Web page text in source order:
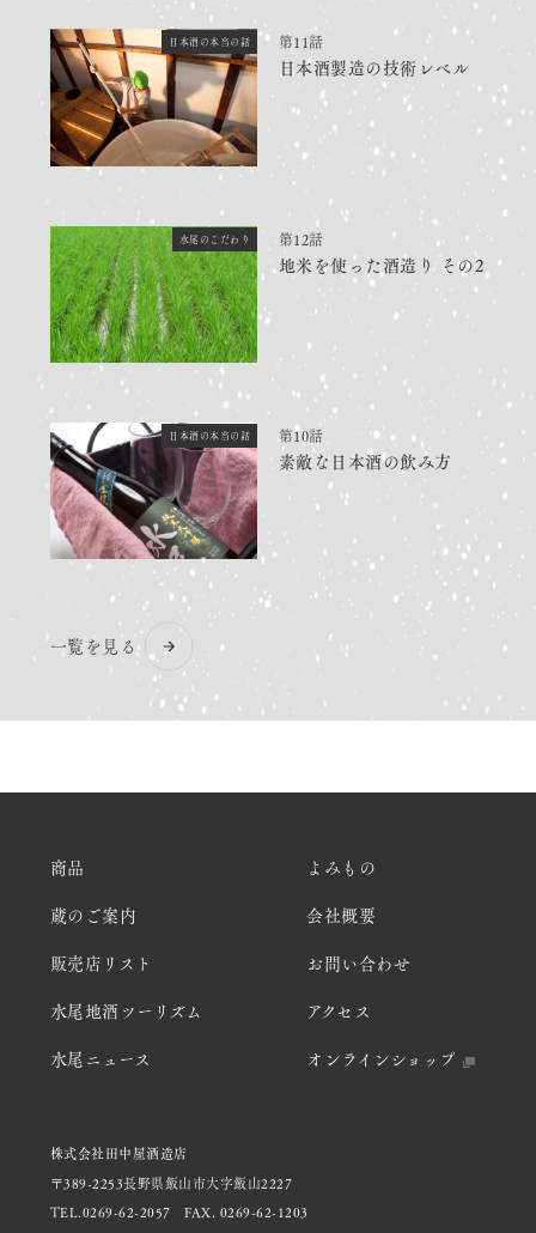
日本酒の本当の話 第11話
日本酒製造の技術レベル
水尾のこだわり 第12話
地米を使った酒造り その2
日本酒の本当の話 第10話
素敵な日本酒の飲み方
一覧を見る
商品
蔵のご案内
販売店リスト
水尾地酒ツーリズム
水尾ニュース
よみもの
会社概要
お問い合わせ
アクセス
オンラインショップ
株式会社田中屋酒造店
〒389-2253長野県飯山市大字飯山2227
TEL.0269-62-2057
FAX. 0269-62-1203